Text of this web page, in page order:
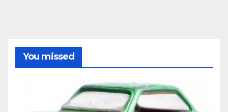
You missed